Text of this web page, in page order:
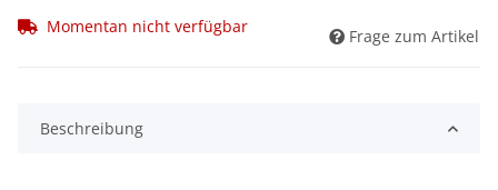
Momentan nicht verfügbar Frage zum Artikel
Beschreibung